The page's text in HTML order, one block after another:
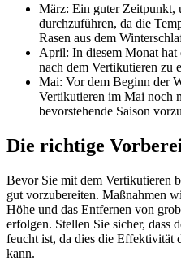
März: Ein guter Zeitpunkt,
durchzuführen, da die
Rasen aus dem
April: In diesem Monat hat
nach dem Vertikutieren zu
Mai: Vor dem Beginn der
Vertikutieren im Mai noch
bevorstehende Saison
Die richtige
Bevor Sie mit dem Vertikutieren
gut vorzubereiten. Maßnahmen
Höhe und das Entfernen von
erfolgen. Stellen Sie sicher, dass
feucht ist, da dies die Effektivität
kann.